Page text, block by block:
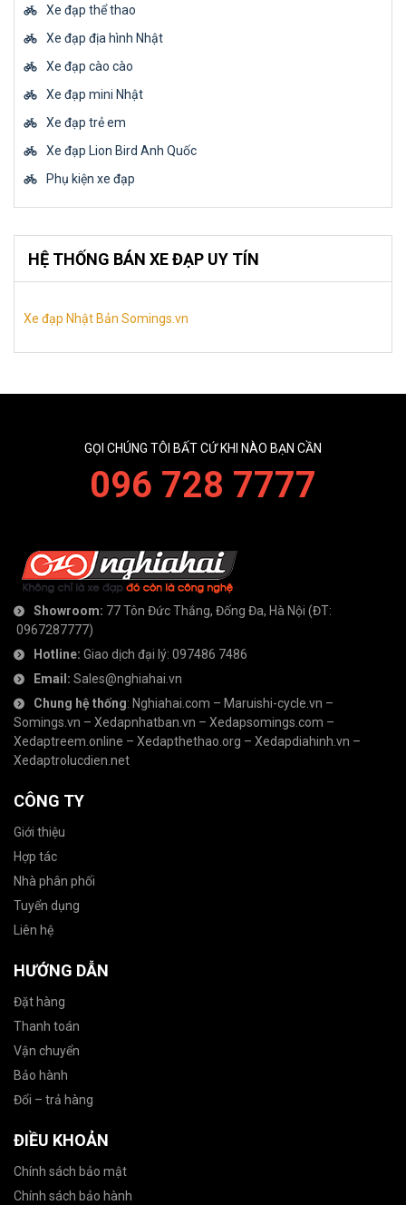
Xe đạp thể thao
Xe đạp địa hình Nhật
Xe đạp cào cào
Xe đạp mini Nhật
Xe đạp trẻ em
Xe đạp Lion Bird Anh Quốc
Phụ kiện xe đạp
HỆ THỐNG BÁN XE ĐẠP UY TÍN
Xe đạp Nhật Bản Somings.vn
GỌI CHÚNG TÔI BẤT CỨ KHI NÀO BẠN CẦN
096 728 7777
Showroom: 77 Tôn Đức Thắng, Đống Đa, Hà Nội (ĐT:
0967287777)
Hotline: Giao dịch đại lý: 097486 7486
Email: Sales@nghiahai.vn
Chung hệ thống: Nghiahai.com – Maruishi-cycle.vn –
Somings.vn – Xedapnhatban.vn – Xedapsomings.com –
Xedaptreem.online – Xedapthethao.org – Xedapdiahinh.vn –
Xedaptrolucdien.net
CÔNG TY
Giới thiệu
Hợp tác
Nhà phân phối
Tuyển dụng
Liên hệ
HƯỚNG DẪN
Đặt hàng
Thanh toán
Vận chuyển
Bảo hành
Đổi – trả hàng
ĐIỀU KHOẢN
Chính sách bảo mật
Chính sách bảo hành